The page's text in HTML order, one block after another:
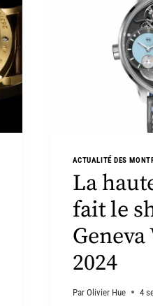
ACTUALITÉ DES
La
fait le
2024
Par Olivier Hue 4